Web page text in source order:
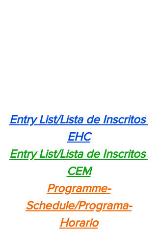
Entry List/Lista de Inscritos
EHC
Entry List/Lista de Inscritos
CEM
Programme-
Schedule/Programa-
Horario